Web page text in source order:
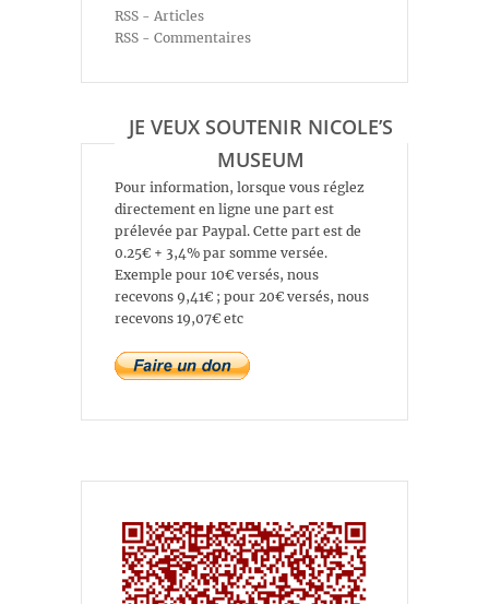
RSS - Articles
RSS - Commentaires
JE VEUX SOUTENIR NICOLE’S
MUSEUM
Pour information, lorsque vous réglez
directement en ligne une part est
prélevée par Paypal. Cette part est de
0.25€ + 3,4% par somme versée.
Exemple pour 10€ versés, nous
recevons 9,41€ ; pour 20€ versés, nous
recevons 19,07€ etc